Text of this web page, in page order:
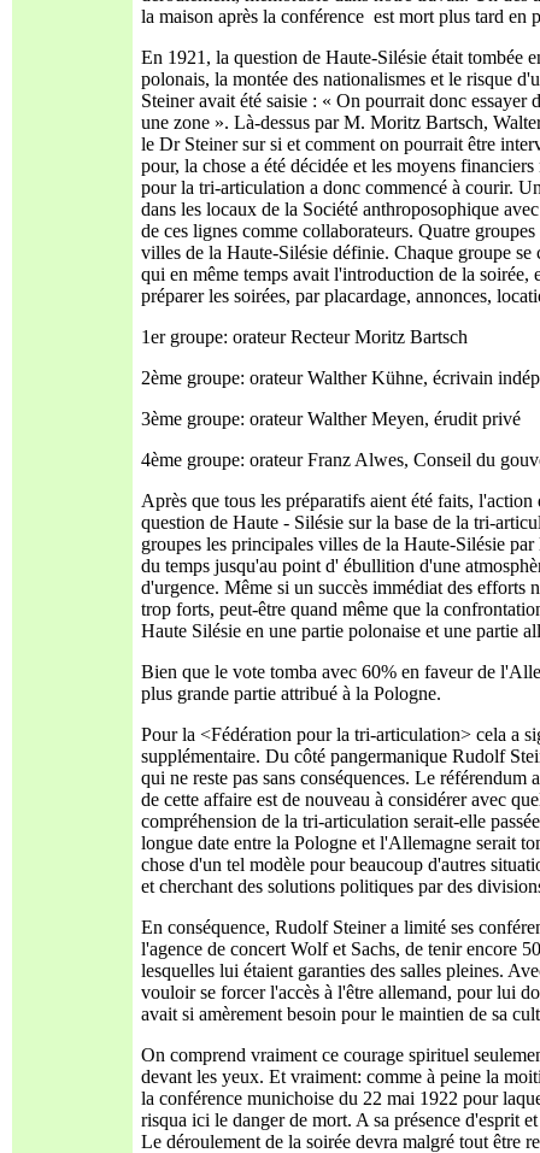
la maison après la conférence est mort plus tard en
En 1921, la question de Haute-Silésie était tombée
polonais, la montée des nationalismes et le risque
Steiner avait été saisie : « On pourrait donc
une zone ». Là-dessus par M. Moritz Bartsch,
le Dr Steiner sur si et comment on pourrait être
pour, la chose a été décidée et les moyens
pour la tri-articulation a donc commencé à courir.
dans les locaux de la Société anthroposophique
de ces lignes comme collaborateurs. Quatre
villes de la Haute-Silésie définie. Chaque groupe
qui en même temps avait l'introduction de la
préparer les soirées, par placardage, annonces,
1er groupe: orateur Recteur Moritz Bartsch
2ème groupe: orateur Walther Kühne, écrivain
3ème groupe: orateur Walther Meyen, érudit privé
4ème groupe: orateur Franz Alwes, Conseil du
Après que tous les préparatifs aient été faits,
question de Haute - Silésie sur la base de la tri-
groupes les principales villes de la Haute-Silésie
du temps jusqu'au point d' ébullition d'une
d'urgence. Même si un succès immédiat des efforts
trop forts, peut-être quand même que la
Haute Silésie en une partie polonaise et une partie
Bien que le vote tomba avec 60% en faveur de
plus grande partie attribué à la Pologne.
Pour la <Fédération pour la tri-articulation> cela a
supplémentaire. Du côté pangermanique Rudolf
qui ne reste pas sans conséquences. Le
de cette affaire est de nouveau à considérer avec
compréhension de la tri-articulation serait-elle
longue date entre la Pologne et l'Allemagne serait
chose d'un tel modèle pour beaucoup d'autres
et cherchant des solutions politiques par des
En conséquence, Rudolf Steiner a limité ses
l'agence de concert Wolf et Sachs, de tenir encore
lesquelles lui étaient garanties des salles pleines.
vouloir se forcer l'accès à l'être allemand, pour lui
avait si amèrement besoin pour le maintien de sa
On comprend vraiment ce courage spirituel
devant les yeux. Et vraiment: comme à peine la
la conférence munichoise du 22 mai 1922 pour
risqua ici le danger de mort. A sa présence d'esprit
Le déroulement de la soirée devra malgré tout être